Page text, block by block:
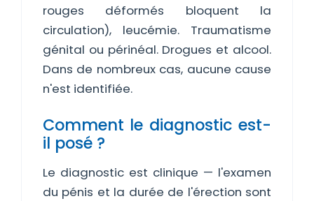
rouges déformés bloquent la
circulation), leucémie. Traumatisme
génital ou périnéal. Drogues et alcool.
Dans de nombreux cas, aucune cause
n'est identifiée.
Comment le diagnostic est-
il posé ?
Le diagnostic est clinique — l'examen
du pénis et la durée de l'érection sont